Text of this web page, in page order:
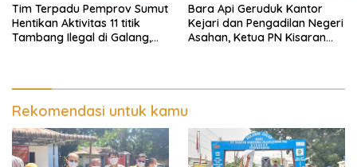
Tim Terpadu Pemprov Sumut
Hentikan Aktivitas 11 titik
Tambang Ilegal di Galang,
Bara Api Geruduk Kantor
Kejari dan Pengadilan Negeri
Asahan, Ketua PN Kisaran
Rekomendasi untuk kamu